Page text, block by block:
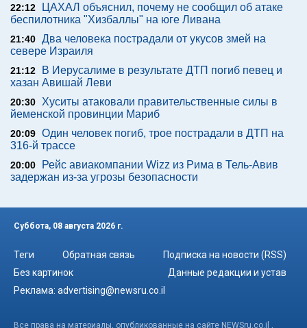
22:12
ЦАХАЛ объяснил, почему не сообщил об атаке
беспилотника "Хизбаллы" на юге Ливана
21:40 Два человека пострадали от укусов змей на
севере Израиля
21:12
В Иерусалиме в результате ДТП погиб певец и
хазан Авишай Леви
20:30
Хуситы атаковали правительственные силы в
йеменской провинции Мариб
20:09 Один человек погиб, трое пострадали в ДТП на
316-й трассе
20:00
Рейс авиакомпании Wizz из Рима в Тель-Авив
задержан из-за угрозы безопасности
Суббота, 08 августа 2026 г.
Теги Обратная связь
Подписка на новости (RSS)
Без картинок
Данные редакции и устав
Реклама: advertising@newsru.co.il
Все права на материалы, опубликованные на сайте NEWSru.co.il ,